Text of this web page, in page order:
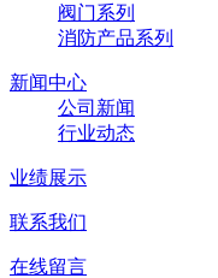
阀门系列
消防产品系列
新闻中心
公司新闻
行业动态
业绩展示
联系我们
在线留言